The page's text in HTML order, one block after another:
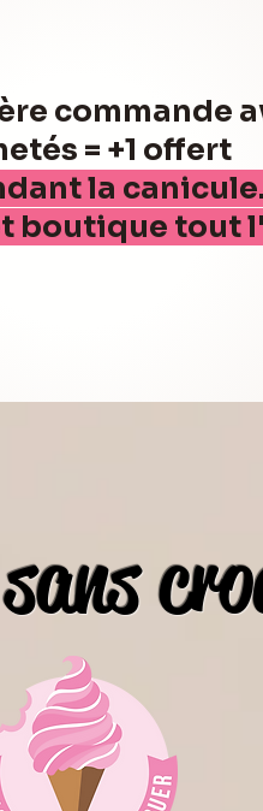
commande
= +1 offert
la
boutique tout